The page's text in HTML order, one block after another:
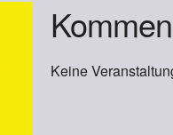
Keine